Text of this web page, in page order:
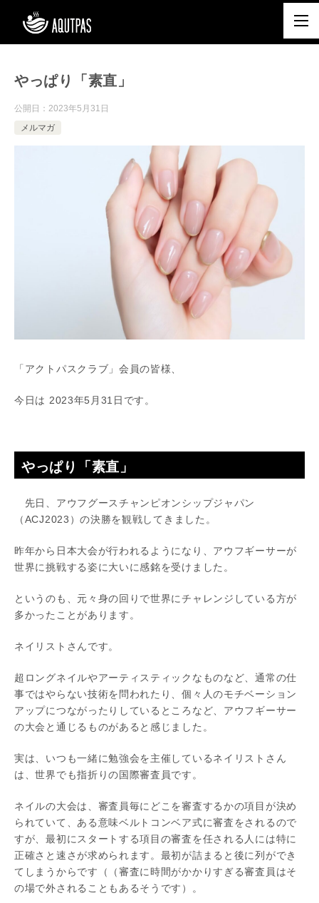
やっぱり「素直」
公開日： 2023年5月31日
メルマガ
「アクトパスクラブ」会員の皆様、
今日は 2023年5月31日です。
やっぱり「素直」
先日、アウフグースチャンピオンシップジャパン
（ACJ2023）の決勝を観戦してきました。
昨年から日本大会が行われるようになり、アウフギーサーが
世界に挑戦する姿に大いに感銘を受けました。
というのも、元々身の回りで世界にチャレンジしている方が
多かったことがあります。
ネイリストさんです。
超ロングネイルやアーティスティックなものなど、通常の仕
事ではやらない技術を問われたり、個々人のモチベーション
アップにつながったりしているところなど、アウフギーサー
の大会と通じるものがあると感じました。
実は、いつも一緒に勉強会を主催しているネイリストさん
は、世界でも指折りの国際審査員です。
ネイルの大会は、審査員毎にどこを審査するかの項目が決め
られていて、ある意味ベルトコンベア式に審査をされるので
すが、最初にスタートする項目の審査を任される人には特に
正確さと速さが求められます。最初が詰まると後に列ができ
てしまうからです（（審査に時間がかかりすぎる審査員はそ
の場で外されることもあるそうです）。